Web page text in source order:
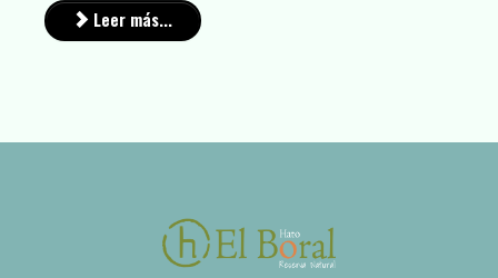
Leer más...